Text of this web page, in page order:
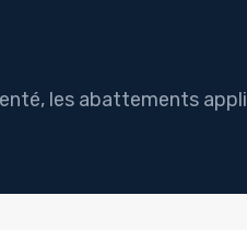
les abattements